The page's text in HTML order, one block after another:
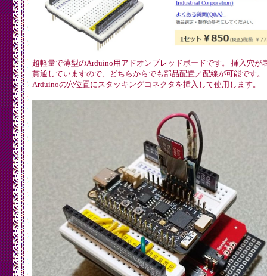
超軽量で薄型のArduino用アドオンブレッドボードです。 挿入穴が
貫通していますので、どちらからでも部品配置／配線が可能です。
Arduinoの穴位置にスタッキングコネクタを挿入して使用します。